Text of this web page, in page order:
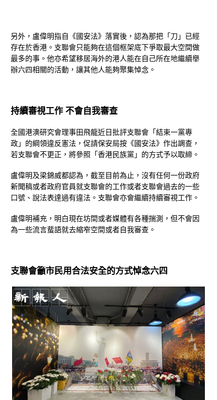
另外，盧偉明指自《國安法》落實後，認為那把「刀」已經
存在於香港。支聯會只能夠在這個框架底下爭取最大空間做
最多的事。他亦希望移居海外的港人能在自己所在地繼續舉
辦六四相關的活動，讓其他人能夠聚集悼念。
持續審視工作 不會自我審查
全國港澳研究會理事田飛龍近日批評支聯會「結束一黨專
政」的綱領違反憲法，促請保安局按《國安法》作出調查，
若支聯會不更正，將參照「香港民族黨」的方式予以取締。
盧偉明及梁錦威都認為，截至目前為止，沒有任何一份政府
新聞稿或者政府官員就支聯會的工作或者支聯會過去的一些
口號、說法表達過有違法。支聯會亦會繼續持續審視工作。
盧偉明補充，明白現在坊間或者媒體有各種揣測，但不會因
為一些流言蜚語就去縮窄空間或者自我審查。
支聯會籲市民用合法安全的方式悼念六四